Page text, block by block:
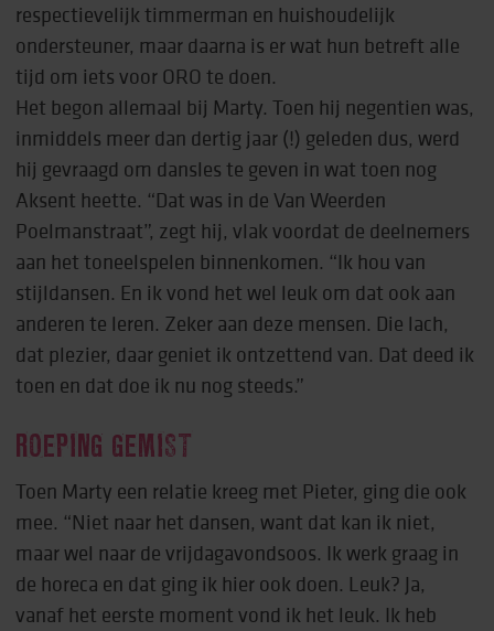
respectievelijk timmerman en huishoudelijk
ondersteuner, maar daarna is er wat hun betreft alle
tijd om iets voor ORO te doen.
Het begon allemaal bij Marty. Toen hij negentien was,
inmiddels meer dan dertig jaar (!) geleden dus, werd
hij gevraagd om dansles te geven in wat toen nog
Aksent heette. “Dat was in de Van Weerden
Poelmanstraat”, zegt hij, vlak voordat de deelnemers
aan het toneelspelen binnenkomen. “Ik hou van
stijldansen. En ik vond het wel leuk om dat ook aan
anderen te leren. Zeker aan deze mensen. Die lach,
dat plezier, daar geniet ik ontzettend van. Dat deed ik
toen en dat doe ik nu nog steeds.”
ROEPING GEMIST
Toen Marty een relatie kreeg met Pieter, ging die ook
mee. “Niet naar het dansen, want dat kan ik niet,
maar wel naar de vrijdagavondsoos. Ik werk graag in
de horeca en dat ging ik hier ook doen. Leuk? Ja,
vanaf het eerste moment vond ik het leuk. Ik heb